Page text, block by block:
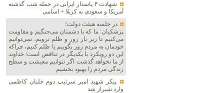
شهادت ۴ پاسدار ایرانی در حمله شب گذشته
آمریکا و سعودی به کربلا + اسامی
در جلسه هیئت دولت؛
پزشکیان: ما که با دشمنان می‌جنگیم و مقاومت
می‌کنیم تا زیر بار زور و ظلم نرویم، نمی‌توانیم
خودمان به مردم زور بگوییم یا ظلم کنیم، چراکه
این دو رویکرد با یکدیگر در تناقض است/ خداوند
از ما نخواهد گذشت اگر نتوانیم معیشت و سطح
زندگی مردم را بهبود بخشیم
پیکر شهید امیر سرتیپ دوم خلبان کاظمی
وارد شیراز شد